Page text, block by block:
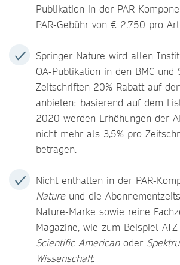
Publikation in der PAR-
PAR-Gebühr von € 2.750 pro
Springer Nature wird allen
OA-Publikation in den BMC und
Zeitschriften 20% Rabatt auf
anbieten; basierend auf dem
2020 werden Erhöhungen der
nicht mehr als 3,5% pro
betragen.
Nicht enthalten in der PAR-
Nature und die
Nature-Marke sowie reine
Magazine, wie zum Beispiel
Scientific Americanoder
Wissenschaft.